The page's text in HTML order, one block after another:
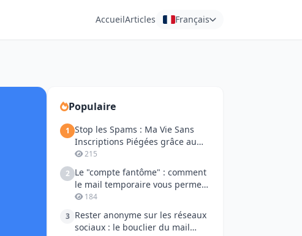
AccueilArticles Français
Populaire
1 Stop les Spams : Ma Vie Sans
Inscriptions Piégées grâce au
Mail Jetable
215
2 Le "compte fantôme" : comment
le mail temporaire vous permet
de reprendre la parole sur les
184
3 Rester anonyme sur les réseaux
sociaux : le bouclier du mail